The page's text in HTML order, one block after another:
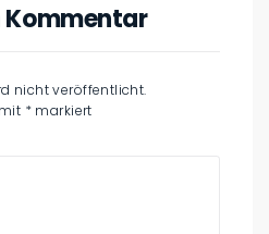
Kommentar
nicht veröffentlicht.
* markiert